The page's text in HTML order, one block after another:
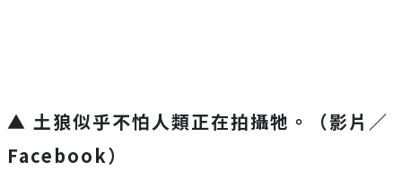
▲ 土狼似乎不怕人類正在拍攝牠。（影片／
Facebook）